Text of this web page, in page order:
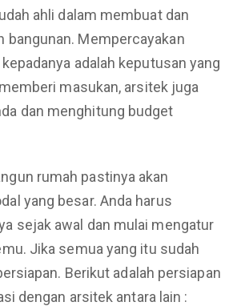
ahli dalam membuat dan
bangunan. Mempercayakan
adalah keputusan yang
masukan, arsitek juga
dan menghitung budget
rumah pastinya akan
yang besar. Anda harus
sejak awal dan mulai mengatur
Jika semua yang itu sudah
Berikut adalah persiapan
dengan arsitek antara lain :